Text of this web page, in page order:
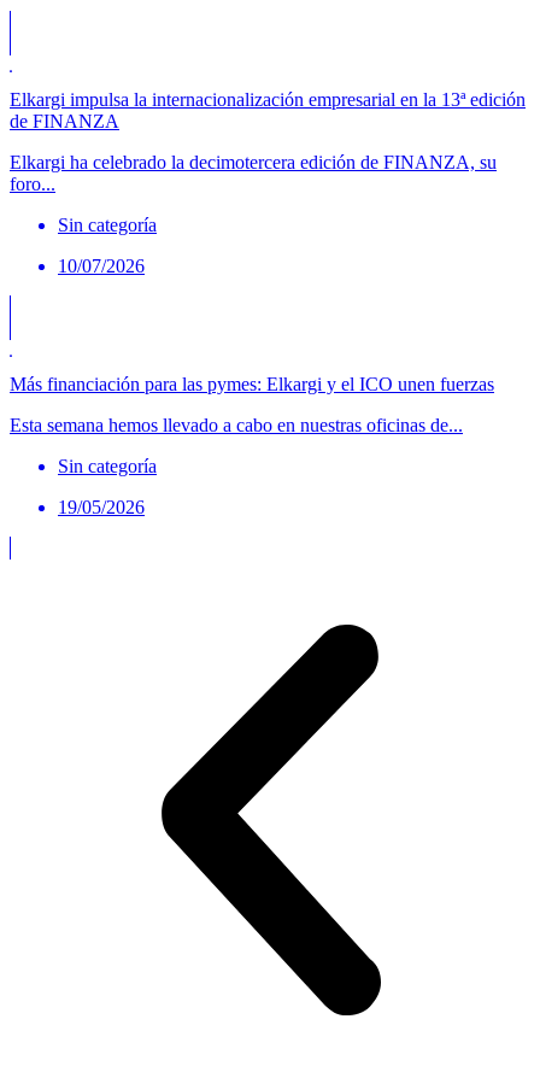
Elkargi impulsa la internacionalización empresarial en la 13ª edición
de FINANZA
Elkargi ha celebrado la decimotercera edición de FINANZA, su
foro...
Sin categoría
10/07/2026
Más financiación para las pymes: Elkargi y el ICO unen fuerzas
Esta semana hemos llevado a cabo en nuestras oficinas de...
Sin categoría
19/05/2026